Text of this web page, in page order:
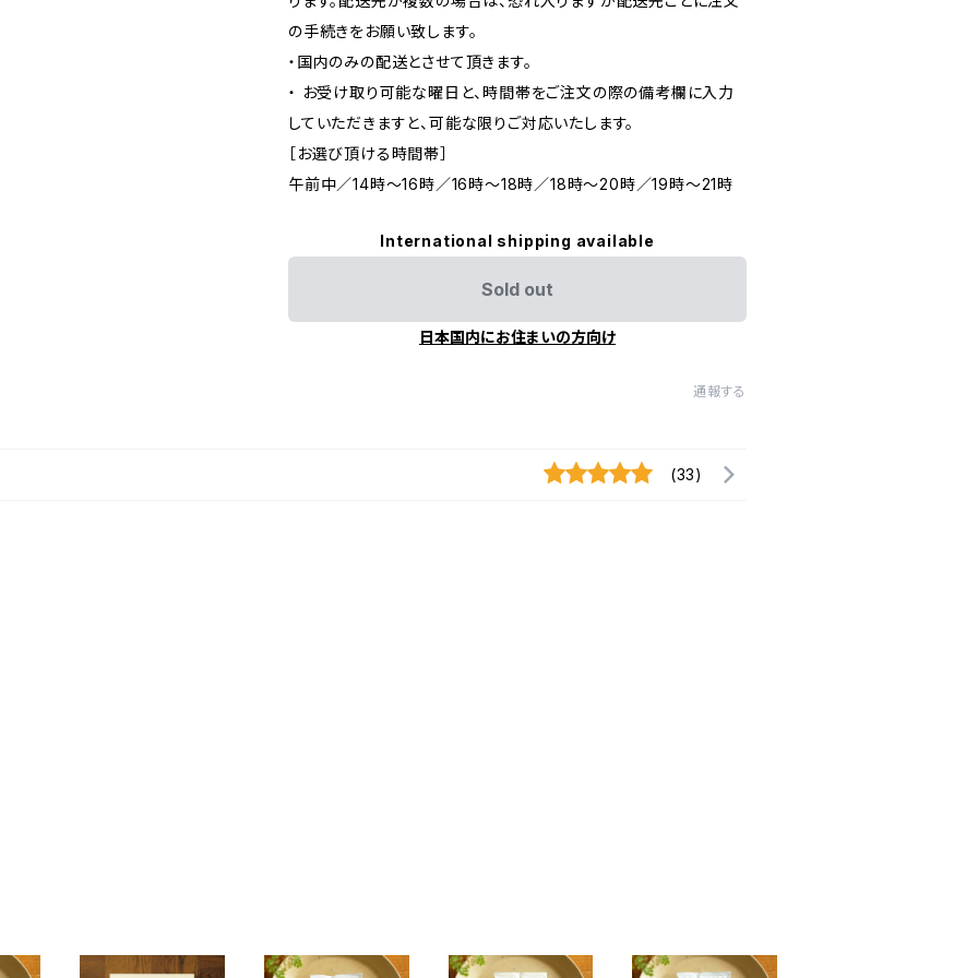
の手続きをお願い致します。
・国内のみの配送とさせて頂きます。
・ お受け取り可能な曜日と、時間帯をご注文の際の備考欄に入力
していただきますと、可能な限りご対応いたします。
［お選び頂ける時間帯］
午前中／14時～16時／16時～18時／18時～20時／19時～21時
International shipping available
Sold out
日本国内にお住まいの方向け
通報する
(33)